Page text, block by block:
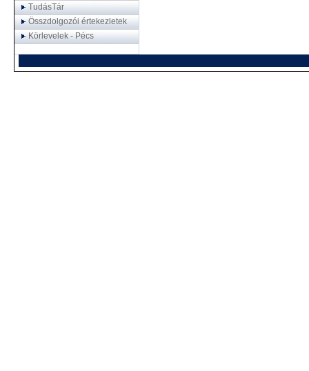
TudásTár
Összdolgozói értekezletek
Körlevelek - Pécs